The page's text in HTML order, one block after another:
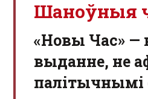
Шаноўныя
«Новы Час» —
выданне, не
палітычнымі